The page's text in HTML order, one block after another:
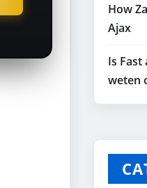
How
Ajax
Is Fast
weten